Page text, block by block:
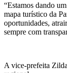
“Estamos dando
mapa turístico da
oportunidades,
sempre com
A vice-prefeita